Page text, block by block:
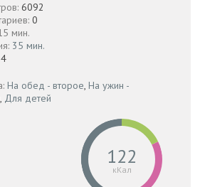
6092
0
мин.
35 мин.
4
На обед - второе, На ужин -
, Для детей
122
кКал